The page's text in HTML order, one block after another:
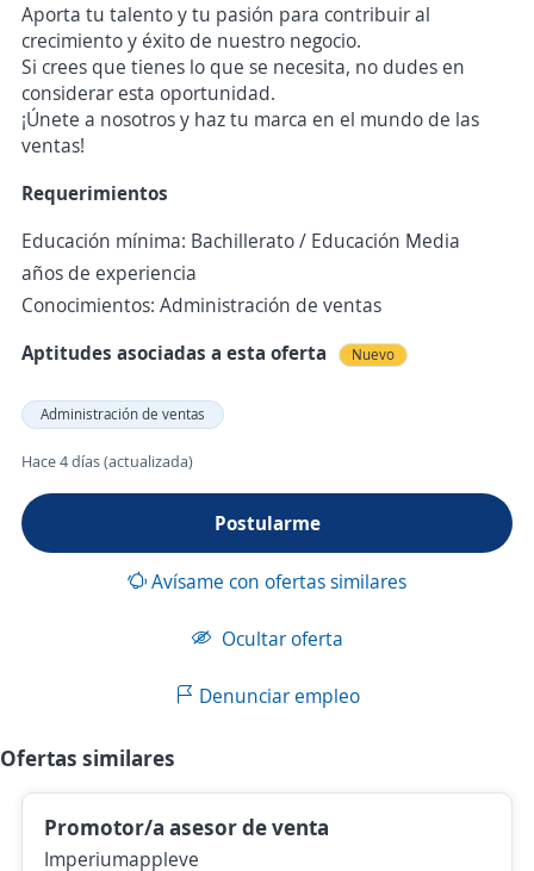
Aporta tu talento y tu pasión para contribuir al
crecimiento y éxito de nuestro negocio.
Si crees que tienes lo que se necesita, no dudes en
considerar esta oportunidad.
¡Únete a nosotros y haz tu marca en el mundo de las
ventas!
Requerimientos
Educación mínima: Bachillerato / Educación Media
años de experiencia
Conocimientos: Administración de ventas
Aptitudes asociadas a esta oferta
Nuevo
Administración de ventas
Hace 4 días (actualizada)
Postularme
Avísame con ofertas similares
Ocultar oferta
Denunciar empleo
Ofertas similares
Promotor/a asesor de venta
Imperiumappleve